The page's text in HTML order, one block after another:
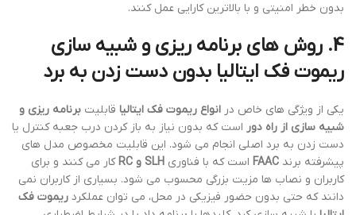
بدون خطر امنیتی و با بالاترین کارایی عمل کنند.
4. روش های برنامه ریزی و شبیه سازی
ریموت فک ایتالیا بدون دست زدن به برد
یکی از ویژگی های خاص در انواع ریموت فک ایتالیا قابلیت برنامه ریزی و
شبیه سازی از راه دور است که بدون نیاز به باز کردن درب جعبه کنترل یا
دست زدن به برد اصلی انجام می شود. این قابلیت مخصوص مدل های
پیشرفته برند FAAC است که با فناوری SLH و RC
کار می کنند و برای
کاربران و نصاب ها مزیت بزرگی محسوب می شود. بسیاری از کاربران نمی
دانند که حتی بدون حضور فیزیکی در محل، می توان عملکرد ریموت فک